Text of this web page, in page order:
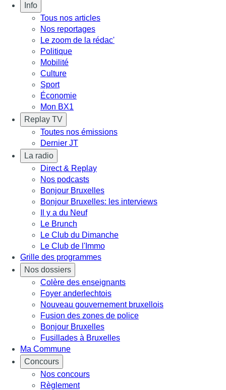
Info
Tous nos articles
Nos reportages
Le zoom de la rédac'
Politique
Mobilité
Culture
Sport
Économie
Mon BX1
Replay TV
Toutes nos émissions
Dernier JT
La radio
Direct & Replay
Nos podcasts
Bonjour Bruxelles
Bonjour Bruxelles: les interviews
Il y a du Neuf
Le Brunch
Le Club du Dimanche
Le Club de l'Immo
Grille des programmes
Nos dossiers
Colère des enseignants
Foyer anderlechtois
Nouveau gouvernement bruxellois
Fusion des zones de police
Bonjour Bruxelles
Fusillades à Bruxelles
Ma Commune
Concours
Nos concours
Règlement